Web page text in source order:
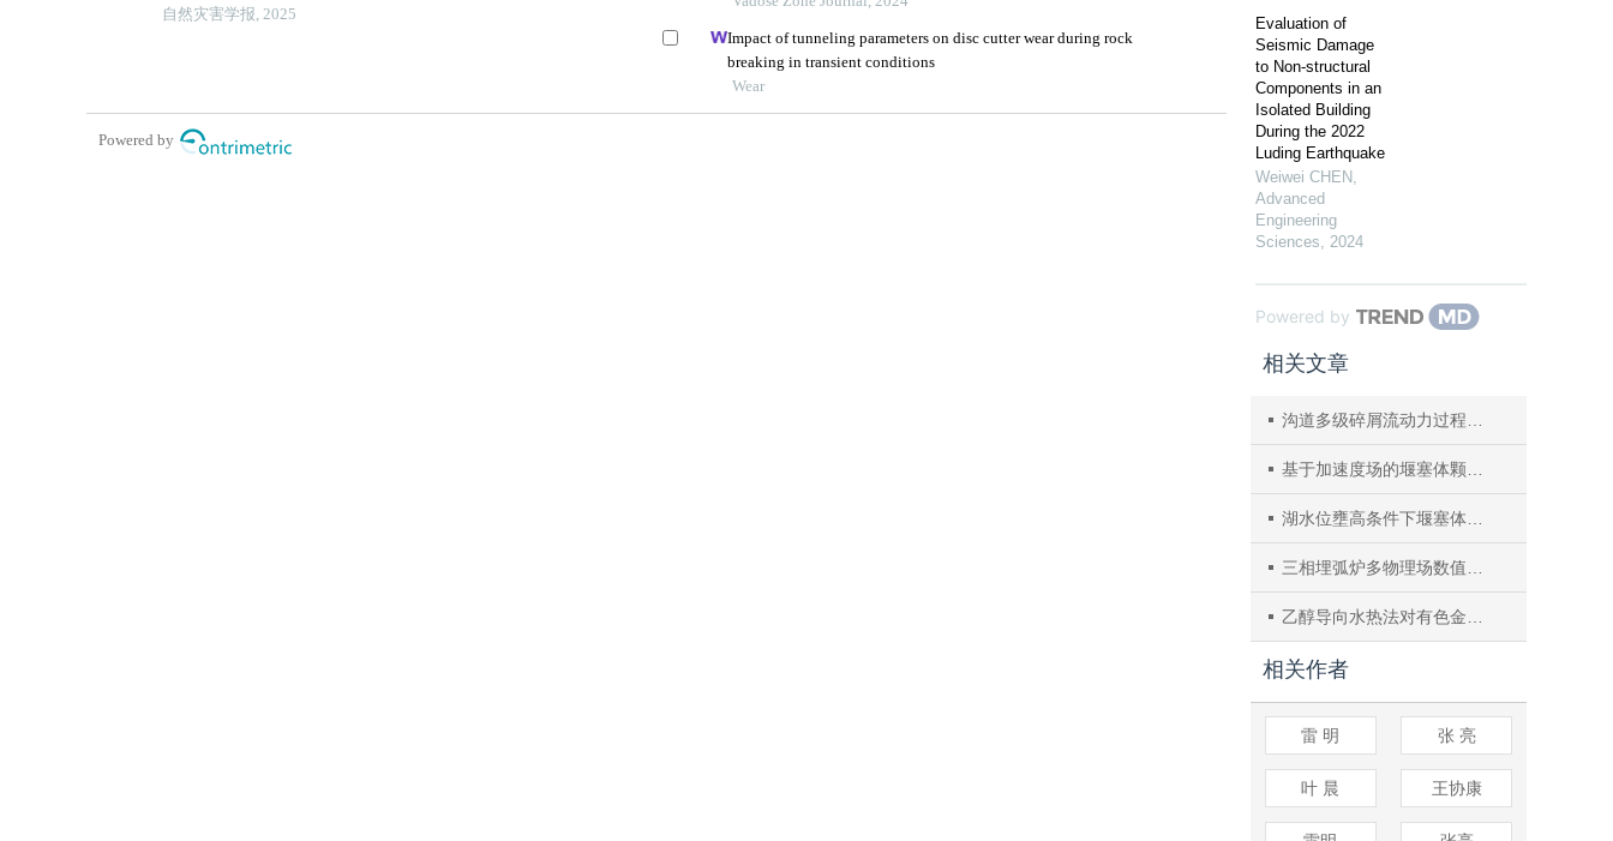
Evaluation of
Seismic Damage
to Non-structural
Components in an
Isolated Building
During the 2022
Luding Earthquake
Weiwei CHEN ,
Advanced
Engineering
Sciences, 2024
Powered by
相关文章
沟道多级碎屑流动力过程及其演变规律数值模拟研究
基于加速度场的堰塞体颗粒材料渗透破坏离散元快速模拟方法
湖水位壅高条件下堰塞体土料变形特性DEM–PFV耦合模拟研究
三相埋弧炉多物理场数值模拟分析
乙醇导向水热法对有色金属尾矿合成产物ZSM-5形貌的影响
相关作者
雷 明 张 亮
叶 晨 王协康